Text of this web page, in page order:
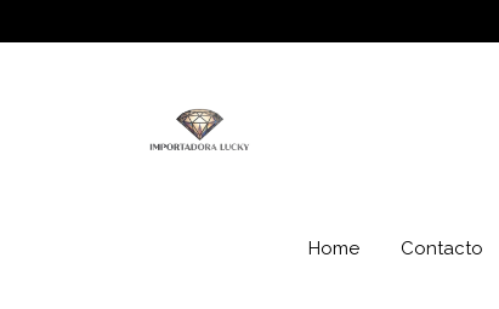
Home Contacto